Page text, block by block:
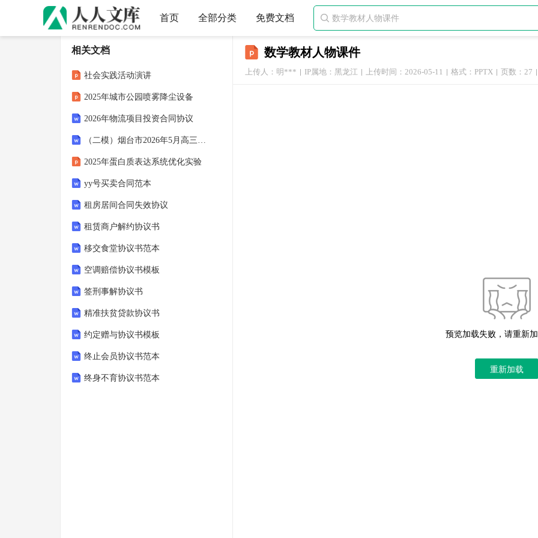
首页 全部分类 免费文档 
数学教材人物课件
上传人：明*** IP属地：黑龙江 上传时间：2026-05-11 格式：PPTX 页数：27
预览加载失败，请重新
重新加载
相关文档
社会实践活动演讲
2025年城市公园喷雾降尘设备
2026年物流项目投资合同协议
（二模）烟台市2026年5月高三高考适应性测试英语试卷（含答案）+听力音频
2025年蛋白质表达系统优化实验
yy号买卖合同范本
租房居间合同失效协议
租赁商户解约协议书
移交食堂协议书范本
空调赔偿协议书模板
签刑事解协议书
精准扶贫贷款协议书
约定赠与协议书模板
终止会员协议书范本
终身不育协议书范本